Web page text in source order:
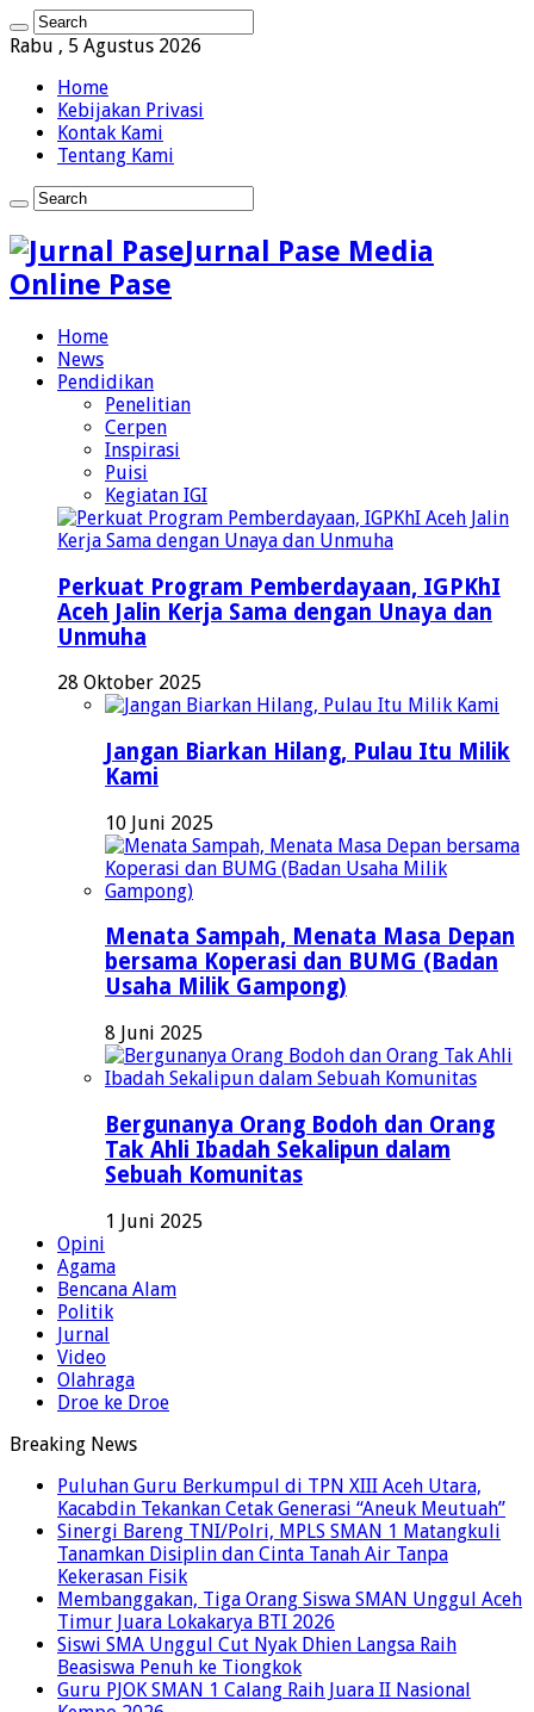
Rabu , 5 Agustus 2026
Home
Kebijakan Privasi
Kontak Kami
Tentang Kami
Jurnal Pase Media
Online Pase
Home
News
Pendidikan
Penelitian
Cerpen
Inspirasi
Puisi
Kegiatan IGI
Perkuat Program Pemberdayaan, IGPKhI
Aceh Jalin Kerja Sama dengan Unaya dan
Unmuha
28 Oktober 2025
Jangan Biarkan Hilang, Pulau Itu Milik
Kami
10 Juni 2025
Menata Sampah, Menata Masa Depan
bersama Koperasi dan BUMG (Badan
Usaha Milik Gampong)
8 Juni 2025
Bergunanya Orang Bodoh dan Orang
Tak Ahli Ibadah Sekalipun dalam
Sebuah Komunitas
1 Juni 2025
Opini
Agama
Bencana Alam
Politik
Jurnal
Video
Olahraga
Droe ke Droe
Breaking News
Puluhan Guru Berkumpul di TPN XIII Aceh Utara,
Kacabdin Tekankan Cetak Generasi “Aneuk Meutuah”
Sinergi Bareng TNI/Polri, MPLS SMAN 1 Matangkuli
Tanamkan Disiplin dan Cinta Tanah Air Tanpa
Kekerasan Fisik
Membanggakan, Tiga Orang Siswa SMAN Unggul Aceh
Timur Juara Lokakarya BTI 2026
Siswi SMA Unggul Cut Nyak Dhien Langsa Raih
Beasiswa Penuh ke Tiongkok
Guru PJOK SMAN 1 Calang Raih Juara II Nasional